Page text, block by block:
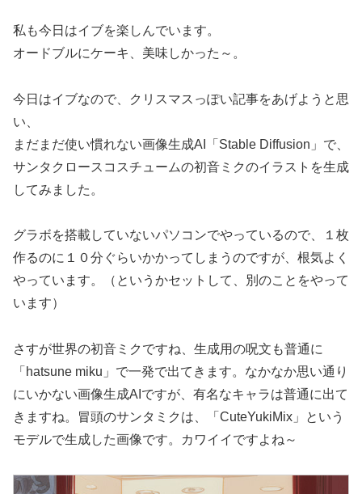
私も今日はイブを楽しんでいます。
オードブルにケーキ、美味しかった～。
今日はイブなので、クリスマスっぽい記事をあげようと思
い、
まだまだ使い慣れない画像生成AI「Stable Diffusion」で、
サンタクロースコスチュームの初音ミクのイラストを生成
してみました。
グラボを搭載していないパソコンでやっているので、１枚
作るのに１０分ぐらいかかってしまうのですが、根気よく
やっています。（というかセットして、別のことをやって
います）
さすが世界の初音ミクですね、生成用の呪文も普通に
「hatsune miku」で一発で出てきます。なかなか思い通り
にいかない画像生成AIですが、有名なキャラは普通に出て
きますね。冒頭のサンタミクは、「CuteYukiMix」という
モデルで生成した画像です。カワイイですよね～